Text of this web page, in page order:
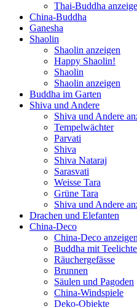
Thai-Buddha
China-Buddha
Ganesha
Shaolin
Shaolin anzeigen
Happy Shaolin!
Shaolin
Shaolin anzeigen
Buddha im Garten
Shiva und Andere
Shiva und Andere
Tempelwächter
Parvati
Shiva
Shiva Nataraj
Sarasvati
Weisse Tara
Grüne Tara
Shiva und Andere
Drachen und Elefanten
China-Deco
China-Deco anzeigen
Buddha mit
Räuchergefässe
Brunnen
Säulen und Pagoden
China-Windspiele
Deko-Objekte